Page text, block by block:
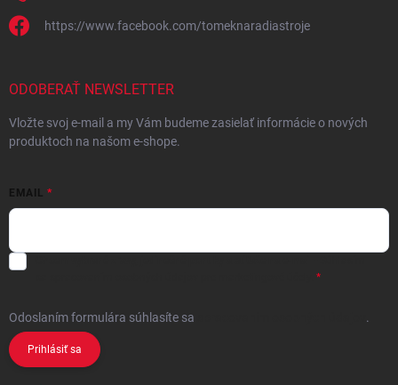
https://www.facebook.com/tomeknaradiastroje
ODOBERAŤ NEWSLETTER
Vložte svoj e-mail a my Vám budeme zasielať informácie o nových
produktoch na našom e-shope.
EMAIL
Odoslaním formulára súhlasíte sa .
Prihlásiť sa